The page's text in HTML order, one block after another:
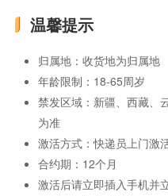
温馨提示
归属地：收货地为归属地
年龄限制：18-65周岁
禁发区域：新疆、西藏、
为准
激活方式：快递员上门激
合约期：12个月
激活后请立即插入手机并